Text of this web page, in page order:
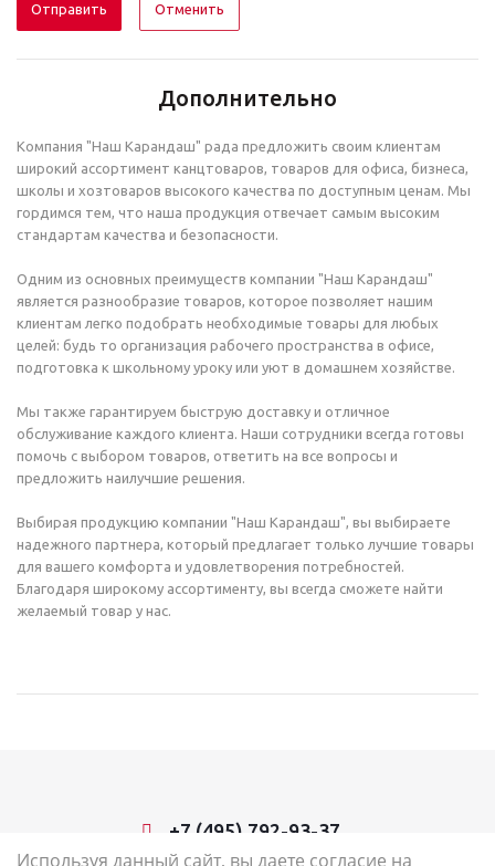
Отменить
Дополнительно
Компания "Наш Карандаш" рада предложить своим клиентам
широкий ассортимент канцтоваров, товаров для офиса, бизнеса,
школы и хозтоваров высокого качества по доступным ценам. Мы
гордимся тем, что наша продукция отвечает самым высоким
стандартам качества и безопасности.
Одним из основных преимуществ компании "Наш Карандаш"
является разнообразие товаров, которое позволяет нашим
клиентам легко подобрать необходимые товары для любых
целей: будь то организация рабочего пространства в офисе,
подготовка к школьному уроку или уют в домашнем хозяйстве.
Мы также гарантируем быструю доставку и отличное
обслуживание каждого клиента. Наши сотрудники всегда готовы
помочь с выбором товаров, ответить на все вопросы и
предложить наилучшие решения.
Выбирая продукцию компании "Наш Карандаш", вы выбираете
надежного партнера, который предлагает только лучшие товары
для вашего комфорта и удовлетворения потребностей.
Благодаря широкому ассортименту, вы всегда сможете найти
желаемый товар у нас.
+7 (495) 792-93-37
Используя данный сайт, вы даете согласие на